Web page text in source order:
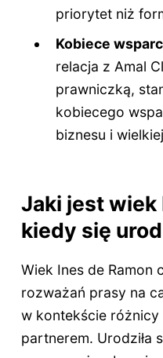
priorytet niż
Kobiece
relacja z Amal
prawniczką,
kobiecego
biznesu i
Jaki jest wiek
kiedy się
Wiek Ines de Ramon
rozważań prasy na
w kontekście
partnerem. Urodziła